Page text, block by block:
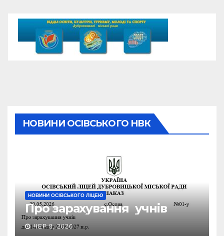
НОВИНИ ОСІВСЬКОГО НВК
НОВИНИ ОСІВСЬКОГО ЛІЦЕЮ
Про зарахування учнів
ЧЕР 8, 2026